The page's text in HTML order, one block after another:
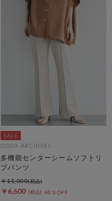
DOUX ARCHIVES
多機能センターシームソフトリ
ブパンツ
￥6,600 40％OFF
￥11,000